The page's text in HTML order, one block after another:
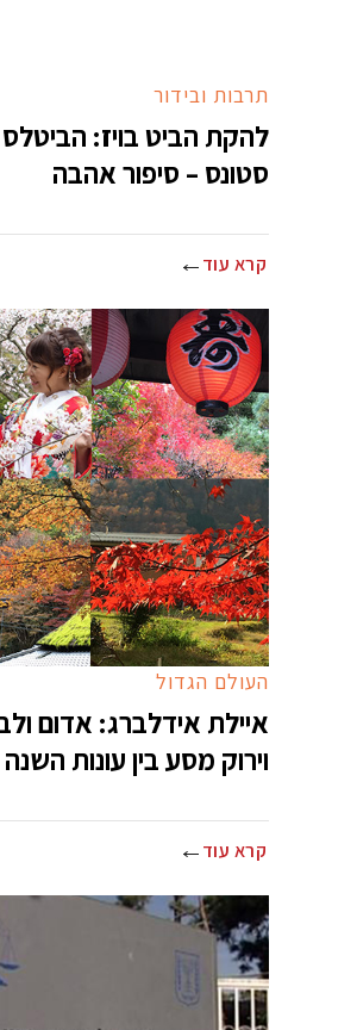
תרבות ובידור
להקת הביט בויז: הביטלס
סטונס – סיפור אהבה
קרא עוד
העולם הגדול
איילת אידלברג: אדום
וירוק מסע בין עונות השנה
קרא עוד